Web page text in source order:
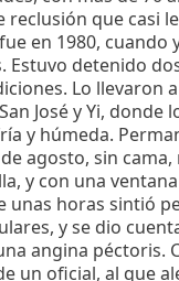
reclusión que casi
en 1980, cuando
Estuvo detenido
Lo llevaron
José y Yi, donde
y húmeda.
agosto, sin
y con una
unas horas sintió
y se dio
angina péctoris.
un oficial, al que